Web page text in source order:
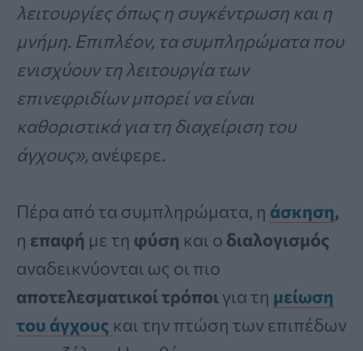
λειτουργίες όπως η συγκέντρωση και η
μνήμη. Επιπλέον, τα συμπληρώματα που
ενισχύουν τη λειτουργία των
επινεφριδίων μπορεί να είναι
καθοριστικά για τη διαχείριση του
άγχους», ανέφερε.
Πέρα από τα συμπληρώματα, η άσκηση,
η επαφή με τη φύση και ο διαλογισμός
αναδεικνύονται ως οι πιο
αποτελεσματικοί τρόποιγια τη μείωση
του άγχους και την πτώση των επιπέδων